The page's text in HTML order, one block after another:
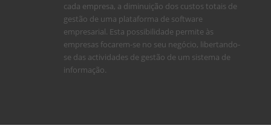
cada empresa, a diminuição dos custos totais de
gestão de uma plataforma de software
empresarial. Esta possibilidade permite às
empresas focarem-se no seu negócio, libertando-
se das actividades de gestão de um sistema de
informação.